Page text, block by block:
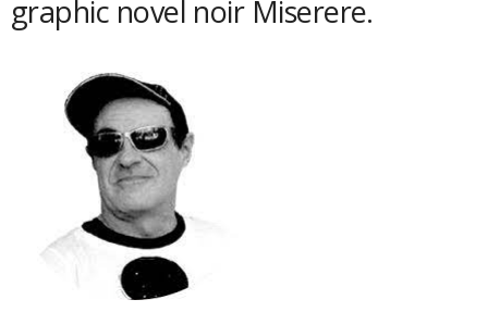
graphic novel noir Miserere.